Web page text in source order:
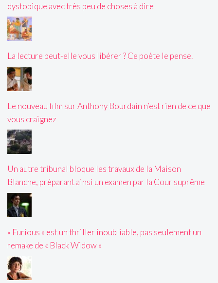
dystopique avec très peu de choses à dire
La lecture peut-elle vous libérer ? Ce poète le pense.
Le nouveau film sur Anthony Bourdain n’est rien de ce que
vous craignez
Un autre tribunal bloque les travaux de la Maison
Blanche, préparant ainsi un examen par la Cour suprême
« Furious » est un thriller inoubliable, pas seulement un
remake de « Black Widow »